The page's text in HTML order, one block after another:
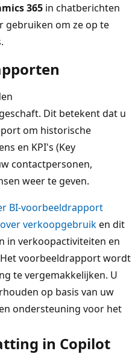
365 in chatberichten
gebruiken om ze op te
Dit betekent dat u
om historische
en KPI's (Key
contactpersonen,
weer te geven.
BI-voorbeeldrapport
verkoopgebruiken dit
in verkoopactiviteiten en
voorbeeldrapport wordt
te vergemakkelijken. U
op basis van uw
ondersteuning voor het
in Copilot